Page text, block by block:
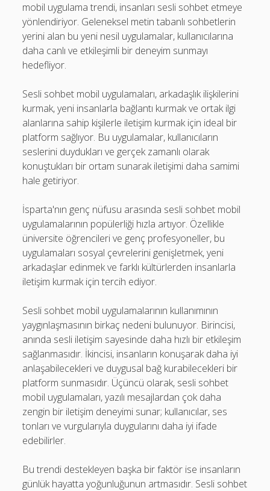
mobil uygulama trendi, insanları sesli sohbet etmeye
yönlendiriyor. Geleneksel metin tabanlı sohbetlerin
yerini alan bu yeni nesil uygulamalar, kullanıcılarına
daha canlı ve etkileşimli bir deneyim sunmayı
hedefliyor.
Sesli sohbet mobil uygulamaları, arkadaşlık ilişkilerini
kurmak, yeni insanlarla bağlantı kurmak ve ortak ilgi
alanlarına sahip kişilerle iletişim kurmak için ideal bir
platform sağlıyor. Bu uygulamalar, kullanıcıların
seslerini duydukları ve gerçek zamanlı olarak
konuştukları bir ortam sunarak iletişimi daha samimi
hale getiriyor.
İsparta'nın genç nüfusu arasında sesli sohbet mobil
uygulamalarının popülerliği hızla artıyor. Özellikle
üniversite öğrencileri ve genç profesyoneller, bu
uygulamaları sosyal çevrelerini genişletmek, yeni
arkadaşlar edinmek ve farklı kültürlerden insanlarla
iletişim kurmak için tercih ediyor.
Sesli sohbet mobil uygulamalarının kullanımının
yaygınlaşmasının birkaç nedeni bulunuyor. Birincisi,
anında sesli iletişim sayesinde daha hızlı bir etkileşim
sağlanmasıdır. İkincisi, insanların konuşarak daha iyi
anlaşabilecekleri ve duygusal bağ kurabilecekleri bir
platform sunmasıdır. Üçüncü olarak, sesli sohbet
mobil uygulamaları, yazılı mesajlardan çok daha
zengin bir iletişim deneyimi sunar; kullanıcılar, ses
tonları ve vurgularıyla duygularını daha iyi ifade
edebilirler.
Bu trendi destekleyen başka bir faktör ise insanların
günlük hayatta yoğunluğunun artmasıdır. Sesli sohbet